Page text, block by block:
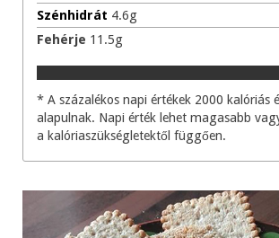
Szénhidrát 4.6g
Fehérje 11.5g
* A százalékos napi értékek 2000 kalóriás
alapulnak. Napi érték lehet magasabb
a kalóriaszükségletektől függően.